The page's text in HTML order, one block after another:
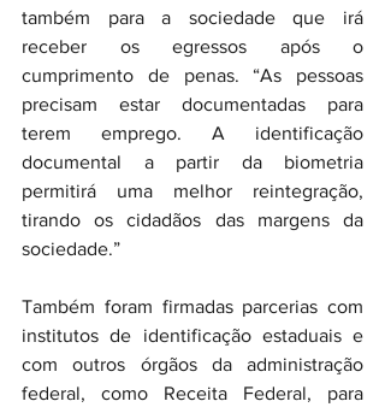
também para a sociedade que irá
receber os egressos após o
cumprimento de penas. “As pessoas
precisam estar documentadas para
terem emprego. A identificação
documental a partir da biometria
permitirá uma melhor reintegração,
tirando os cidadãos das margens da
sociedade.”
Também foram firmadas parcerias com
institutos de identificação estaduais e
com outros órgãos da administração
federal, como Receita Federal, para